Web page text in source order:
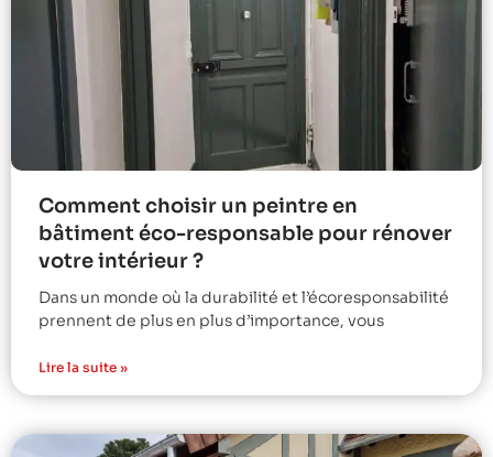
Comment choisir un peintre en
bâtiment éco-responsable pour rénover
votre intérieur ?
Dans un monde où la durabilité et l’écoresponsabilité
prennent de plus en plus d’importance, vous
Lire la suite »